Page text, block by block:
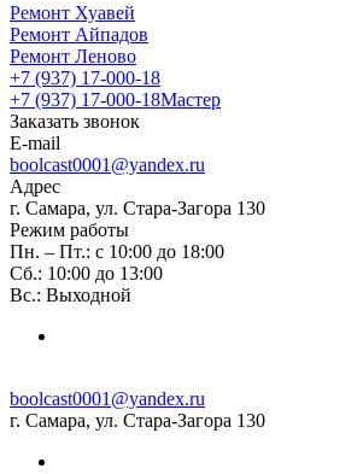
Ремонт Хуавей
Ремонт Айпадов
Ремонт Леново
+7 (937) 17-000-18
+7 (937) 17-000-18Мастер
Заказать звонок
E-mail
boolcast0001@yandex.ru
Адрес
г. Самара, ул. Стара-Загора 130
Режим работы
Пн. – Пт.: с 10:00 до 18:00
Сб.: 10:00 до 13:00
Вс.: Выходной
boolcast0001@yandex.ru
г. Самара, ул. Стара-Загора 130